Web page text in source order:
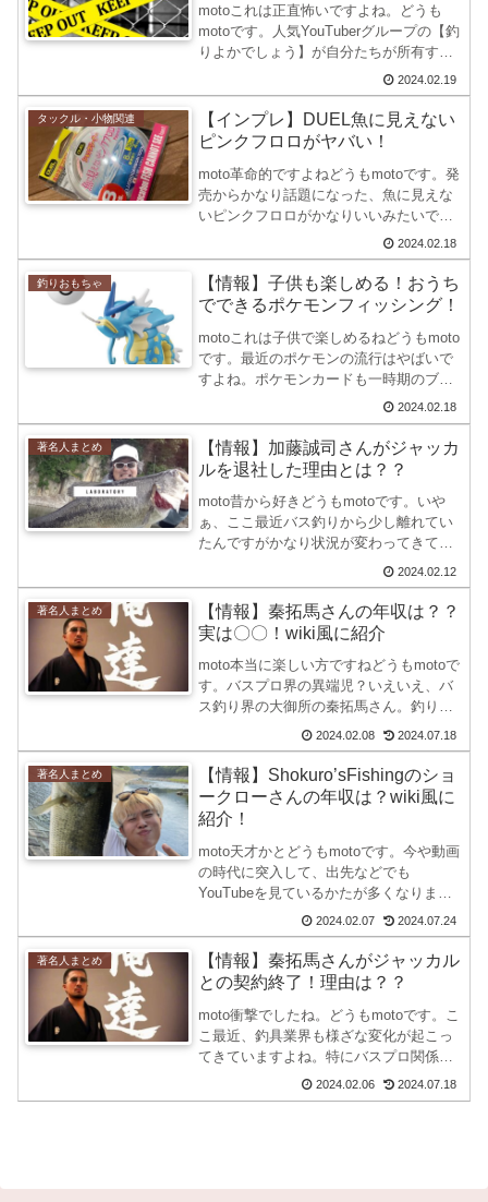
motoこれは正直怖いですよね。どうも
motoです。人気YouTuberグループの【釣
りよかでしょう】が自分たちが所有する
家に、無断侵入が起こる事件が発生しま
した。動画でも公開されていますが、こ
れまでに何回も同様な被害はあったみた
いですね。...
2024.02.19
タックル・小物関連
【インプレ】DUEL魚に見えない
ピンクフロロがヤバい！
moto革命的ですよねどうもmotoです。発
売からかなり話題になった、魚に見えな
いピンクフロロがかなりいいみたいです
ね。僕も実際に手に入れてみましたが、
各地でかなりの釣果が上がっているみた
いですね。そこで、今回は魚に見えない
ピンクフロロにつ...
2024.02.18
釣りおもちゃ
【情報】子供も楽しめる！おうち
でできるポケモンフィッシング！
motoこれは子供で楽しめるねどうもmoto
です。最近のポケモンの流行はやばいで
すよね。ポケモンカードも一時期のブー
ムを考えると少し落ち着いてきている印
象がありますが、かなり儲かってそうで
すねwそれはともあれ、今回2024年に新
発売されたび...
2024.02.18
著名人まとめ
【情報】加藤誠司さんがジャッカ
ルを退社した理由とは？？
moto昔から好きどうもmotoです。いや
ぁ、ここ最近バス釣りから少し離れてい
たんですがかなり状況が変わってきてい
ますよね。情報は知っていたんですが、
中々ブログを更新することができません
でした。ジャッカルを退社した加藤誠司
さん。なぜジャッカ...
2024.02.12
著名人まとめ
【情報】秦拓馬さんの年収は？？
実は〇〇！wiki風に紹介
moto本当に楽しい方ですねどうもmotoで
す。バスプロ界の異端児？いえいえ、バ
ス釣り界の大御所の秦拓馬さん。釣りの
腕はもちろんのこと、メディアや
YouTube活動など様々な面で大活躍され
ていますよね。そこで今回は、秦拓馬さ
んってどんな人？...
2024.02.08 2024.07.18
著名人まとめ
【情報】Shokuro’sFishingのショ
ークローさんの年収は？wiki風に
紹介！
moto天才かとどうもmotoです。今や動画
の時代に突入して、出先などでも
YouTubeを見ているかたが多くなりまし
たよね。実際に僕自身、出張が多いので
YouTubeを見ることが多いのですがかな
り動画は見ています。勿論、２倍速！２
倍速は最強...
2024.02.07 2024.07.24
著名人まとめ
【情報】秦拓馬さんがジャッカル
との契約終了！理由は？？
moto衝撃でしたね。どうもmotoです。こ
こ最近、釣具業界も様ざな変化が起こっ
てきていますよね。特にバスプロ関係が
一年に一回は何かとあるような印象を受
けます。そんな中、2024年に衝撃の発表
2024.02.06 2024.07.18